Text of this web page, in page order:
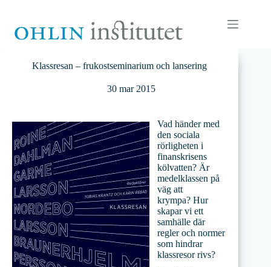
innehåll
Klassresan – frukostseminarium och lansering
30 mar 2015
Vad händer med
den sociala
rörligheten i
finanskrisens
kölvatten? Är
medelklassen på
väg att
krympa? Hur
skapar vi ett
samhälle där
regler och normer
som hindrar
klassresor rivs?